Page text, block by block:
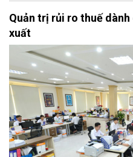
Quản trị rủi ro thuế
xuất